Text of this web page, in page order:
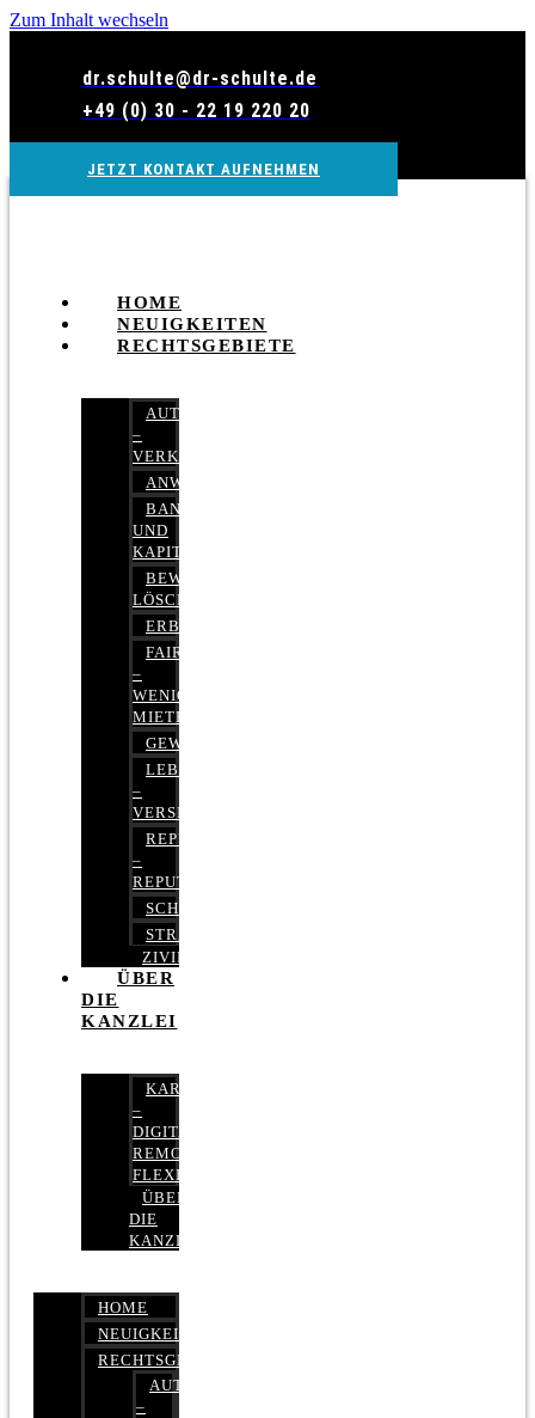
Zum Inhalt wechseln
dr.schulte@dr-schulte.de
+49 (0) 30 - 22 19 220 20
JETZT KONTAKT AUFNEHMEN
HOME
NEUIGKEITEN
RECHTSGEBIETE
AUTOBETRUG
–
VERKEHRSRECHT
ANWALTSHAFTUNGSRECHT
BANK-
UND
KAPITALMARKTRECHT
BEWERTUNGEN
LÖSCHEN
ERBRECHT
FAIRMIETEN
–
WENIGER
MIETE
GEWERBERECHT
LEBENSVERSICHERUNG
–
VERSICHERUNGSRECHT
REPUTATIONSRECHT
–
REPUTATIONSMANAGEMENT
SCHUFARECHT
STRAFRECHT
ZIVILRECHT
ÜBER
DIE
KANZLEI
KARRIERE
–
DIGITAL,
REMOTE,
FLEXIBEL
ÜBER
DIE
KANZLEI
HOME
NEUIGKEITEN
RECHTSGEBIETE
AUTOBETRUG
–